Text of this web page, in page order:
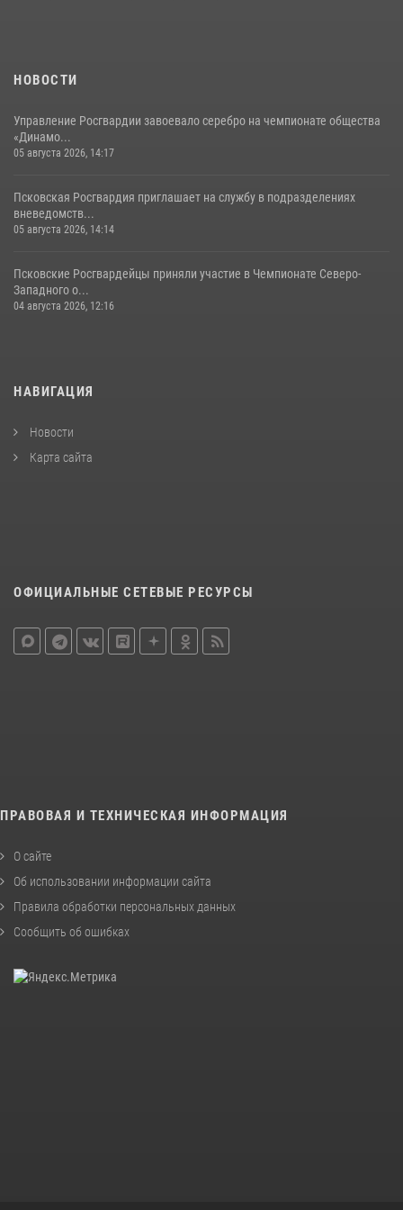
22 июля 2026, 10:19
НОВОСТИ
Управление Росгвардии завоевало серебро на чемпионате общества
«Динамо...
05 августа 2026, 14:17
Псковская Росгвардия приглашает на службу в подразделениях
вневедомств...
05 августа 2026, 14:14
Псковские Росгвардейцы приняли участие в Чемпионате Северо-
Западного о...
04 августа 2026, 12:16
НАВИГАЦИЯ
Новости
Карта сайта
ОФИЦИАЛЬНЫЕ СЕТЕВЫЕ РЕСУРСЫ
ПРАВОВАЯ И ТЕХНИЧЕСКАЯ ИНФОРМАЦИЯ
О сайте
Об использовании информации сайта
Правила обработки персональных данных
Сообщить об ошибках